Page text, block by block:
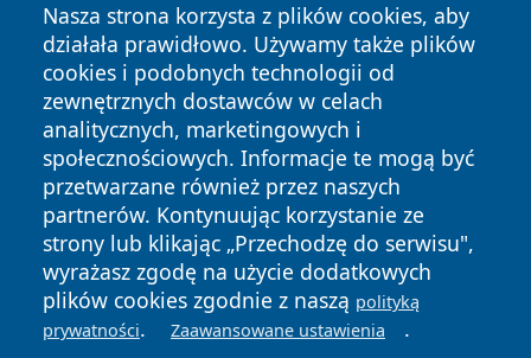
Nasza strona korzysta z plików cookies, aby
działała prawidłowo. Używamy także plików
cookies i podobnych technologii od
zewnętrznych dostawców w celach
analitycznych, marketingowych i
społecznościowych. Informacje te mogą być
przetwarzane również przez naszych
partnerów. Kontynuując korzystanie ze
strony lub klikając „Przechodzę do serwisu",
wyrażasz zgodę na użycie dodatkowych
plików cookies zgodnie z naszą polityką
prywatności. Zaawansowane ustawienia .
Copyright © 2026 wrotatarnowa.pl Wszystkie prawa
zastrzeżone.
News Autorzy
Polityka
Prywatności
Polityka
Cookies